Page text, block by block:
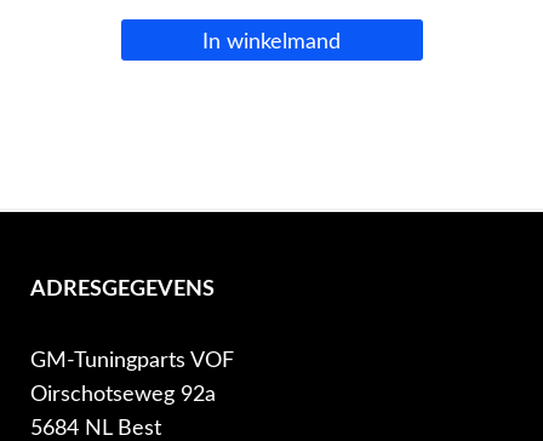
In winkelmand
ADRESGEGEVENS
GM-Tuningparts VOF
Oirschotseweg 92a
5684 NL Best